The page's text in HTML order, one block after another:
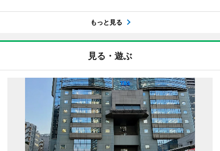
もっと見る
見る・遊ぶ